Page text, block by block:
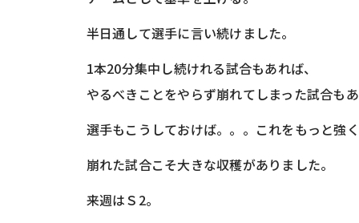
半日通して選手に言い続けました。
1本20分集中し続けれる試合もあれば、
やるべきことをやらず崩れてしまった試合もあ
選手もこうしておけば。。。これをもっと強く
崩れた試合こそ大きな収穫がありました。
来週はＳ2。